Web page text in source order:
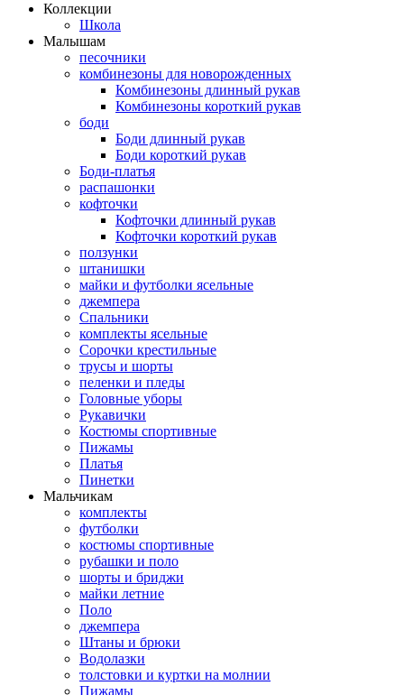
Коллекции
Школа
Малышам
песочники
комбинезоны для новорожденных
Комбинезоны длинный рукав
Комбинезоны короткий рукав
боди
Боди длинный рукав
Боди короткий рукав
Боди-платья
распашонки
кофточки
Кофточки длинный рукав
Кофточки короткий рукав
ползунки
штанишки
майки и футболки ясельные
джемпера
Спальники
комплекты ясельные
Сорочки крестильные
трусы и шорты
пеленки и пледы
Головные уборы
Рукавички
Костюмы спортивные
Пижамы
Платья
Пинетки
Мальчикам
комплекты
футболки
костюмы спортивные
рубашки и поло
шорты и бриджи
майки летние
Поло
джемпера
Штаны и брюки
Водолазки
толстовки и куртки на молнии
Пижамы